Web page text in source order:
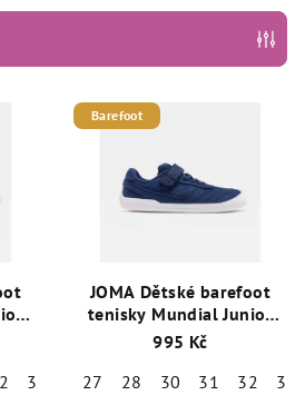
33
Barefoot
JOMA Dětské barefoot
tenisky Mundial Junior
modré
995 Kč
27
28 30 31 32 33